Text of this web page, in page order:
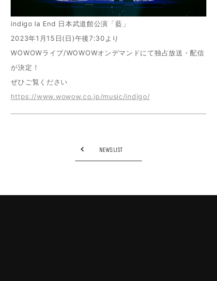
indigo la End 日本武道館公演「藍」
2023年1月15日(日)午後7:30より
WOWOWライブ/WOWOWオンデマンドにて独占放送・配信
が決定！
ぜひご覧ください
https://www.wowow.co.jp/music/indigo/
NEWS LIST